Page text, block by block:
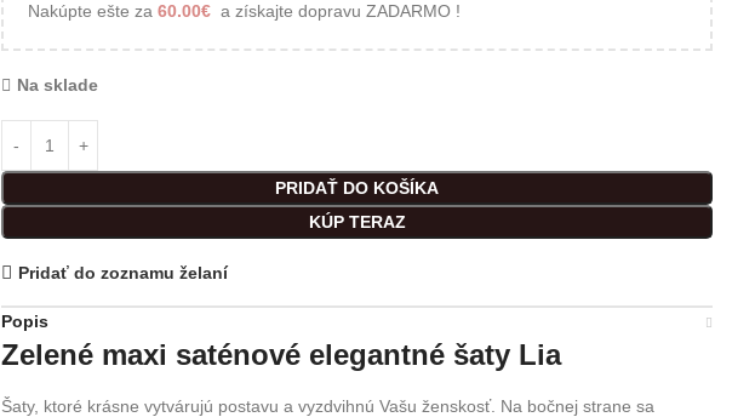
Nakúpte ešte za 60.00€ a získajte dopravu ZADARMO !
Na sklade
PRIDAŤ DO KOŠÍKA
KÚP TERAZ
Pridať do zoznamu želaní
Popis
Zelené maxi saténové elegantné šaty Lia
Šaty, ktoré krásne vytvárujú postavu a vyzdvihnú Vašu ženskosť. Na bočnej strane sa